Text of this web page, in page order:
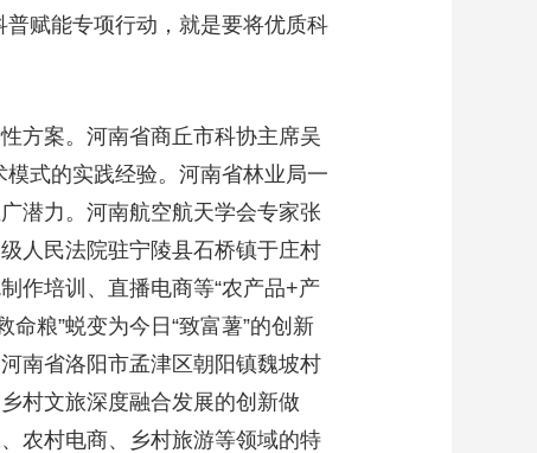
赋能专项行动，就是要将优质科
方案。河南省商丘市科协主席吴
模式的实践经验。河南省林业局一
潜力。河南航空航天学会专家张
人民法院驻宁陵县石桥镇于庄村
作培训、直播电商等“农产品+产
粮”蜕变为今日“致富薯”的创新
南省洛阳市孟津区朝阳镇魏坡村
村文旅深度融合发展的创新做
农村电商、乡村旅游等领域的特